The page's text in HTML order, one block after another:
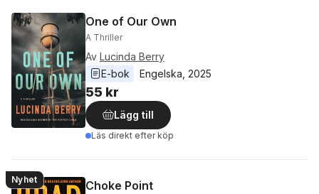
One of Our Own
A Thriller
Av Lucinda Berry
E-bok
Engelska 2025
55 kr
Lägg till
Läs direkt efter köp
Nyhet Choke Point